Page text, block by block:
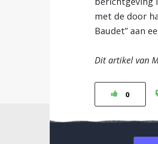
met de door
Baudet” aan
Dit artikel van
0